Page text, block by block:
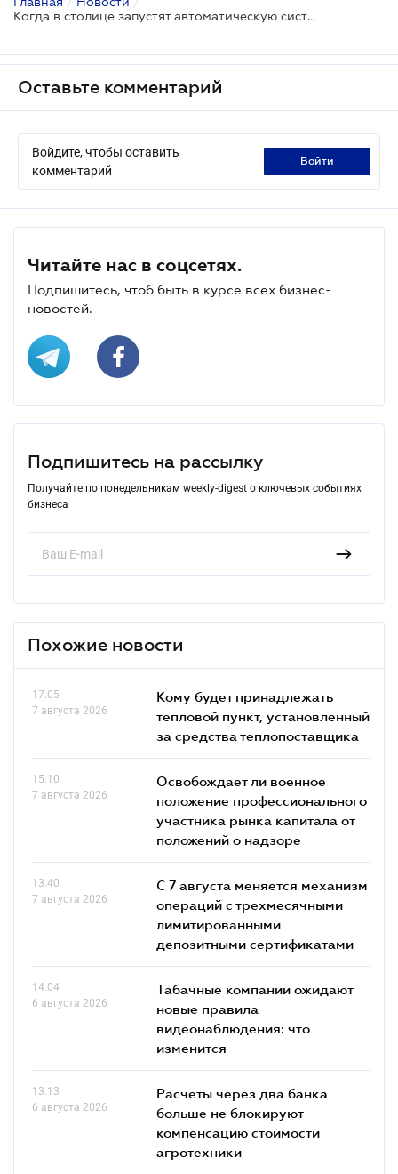
Когда в столице запустят автоматическую систему фиксации нарушений правил парковки
Оставьте комментарий
Войдите, чтобы оставить
комментарий
войти
Читайте нас в соцсетях.
Подпишитесь, чтоб быть в курсе всех бизнес-
новостей.
Подпишитесь на рассылку
Получайте по понедельникам weekly-digest о ключевых событиях
бизнеса
Похожие новости
17.05
7 августа 2026
Кому будет принадлежать
тепловой пункт, установленный
за средства теплопоставщика
15.10
7 августа 2026
Освобождает ли военное
положение профессионального
участника рынка капитала от
положений о надзоре
13.40
7 августа 2026
С 7 августа меняется механизм
операций с трехмесячными
лимитированными
депозитными сертификатами
14.04
6 августа 2026
Табачные компании ожидают
новые правила
видеонаблюдения: что
изменится
13.13
6 августа 2026
Расчеты через два банка
больше не блокируют
компенсацию стоимости
агротехники